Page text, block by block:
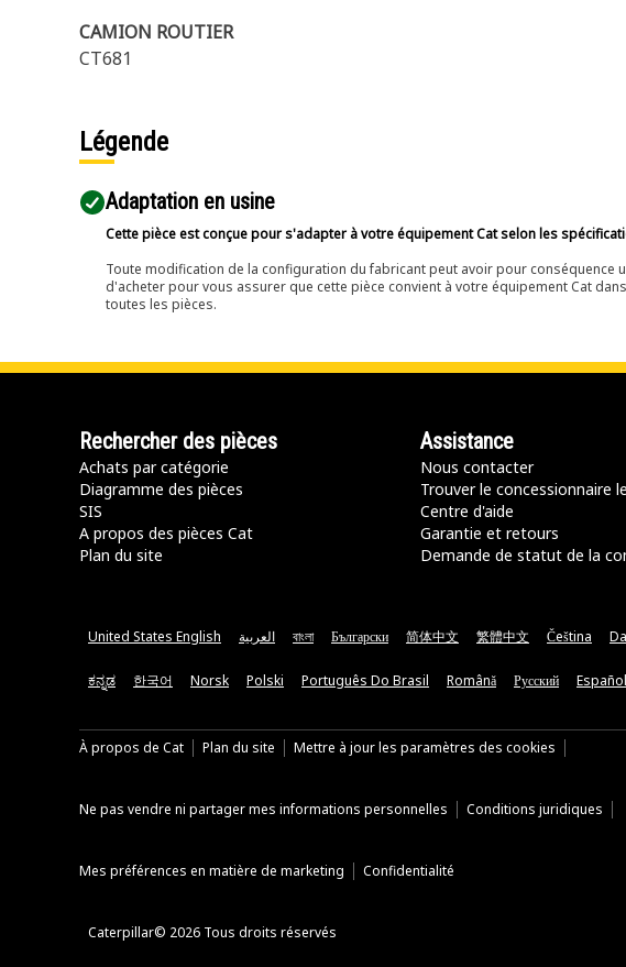
CAMION ROUTIER
CT681
Légende
Adaptation en usine
Cette pièce est conçue pour s'adapter à votre équipement Cat selon les
Toute modification de la configuration du fabricant peut avoir pour
d'acheter pour vous assurer que cette pièce convient à votre équipement Cat
toutes les pièces.
Rechercher des pièces
Achats par catégorie
Diagramme des pièces
SIS
A propos des pièces Cat
Plan du site
Assistance
Nous contacter
Trouver le concessionnaire
Centre d'aide
Garantie et retours
Demande de statut de la
United States English العربية বাংলা Български 简体中文 繁體中文 Čeština
ಕನ್ನಡ 한국어 Norsk Polski Português Do Brasil Română Русский
À propos de Cat Plan du site Mettre à jour les paramètres des cookies
Ne pas vendre ni partager mes informations personnelles Conditions juridiques
Mes préférences en matière de marketing Confidentialité
Caterpillar© 2026 Tous droits réservés